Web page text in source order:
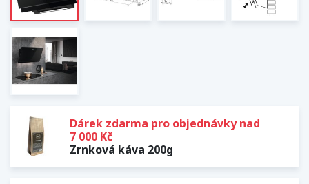
Dárek zdarma pro objednávky nad
7 000 Kč
Zrnková káva 200g